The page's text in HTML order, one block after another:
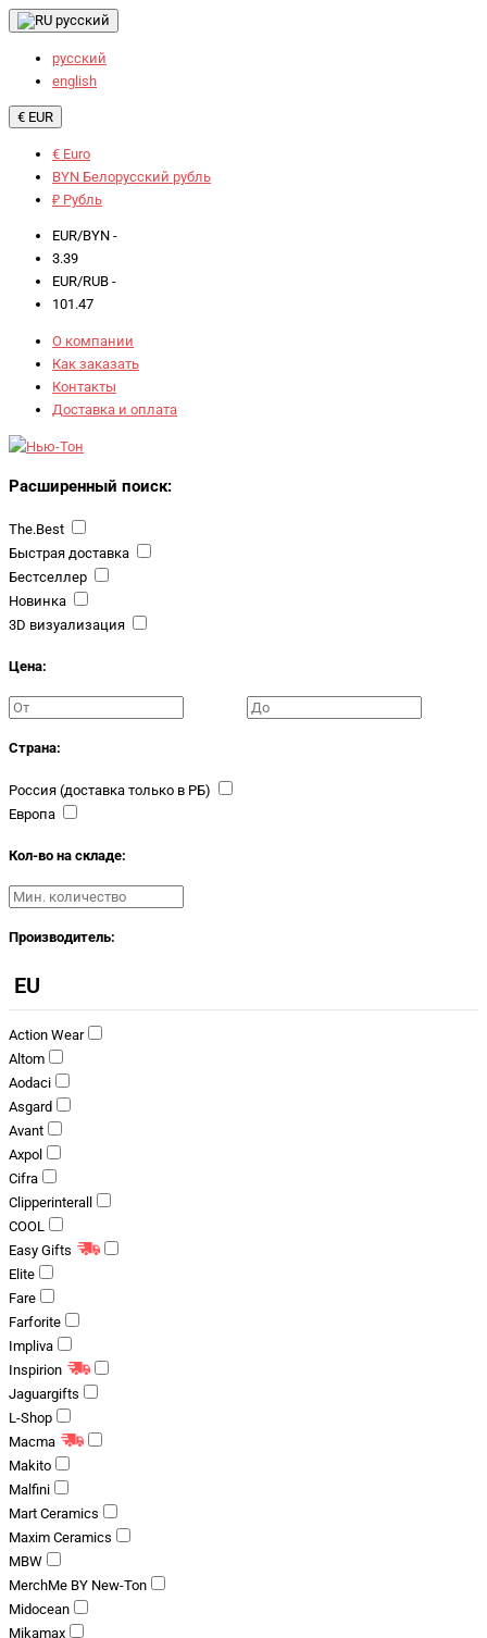
русский
русский
english
€ EUR
€ Euro
BYN Белорусский рубль
₽ Рубль
EUR/BYN -
3.39
EUR/RUB -
101.47
О компании
Как заказать
Контакты
Доставка и оплата
Расширенный поиск:
The.Best
Быстрая доставка
Бестселлер
Новинка
3D визуализация
Цена:
Страна:
Россия (доставка только в РБ)
Европа
Кол-во на складе:
Производитель:
EU
Action Wear
Altom
Aodaci
Asgard
Avant
Axpol
Cifra
Clipperinterall
COOL
Easy Gifts
Elite
Fare
Farforite
Impliva
Inspirion
Jaguargifts
L-Shop
Macma
Makito
Malfini
Mart Ceramics
Maxim Ceramics
MBW
MerchMe BY New-Ton
Midocean
Mikamax